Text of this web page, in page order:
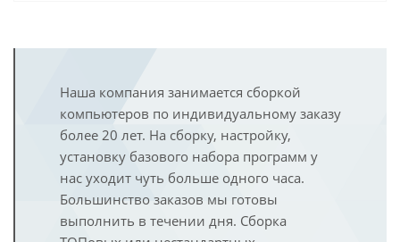
Наша компания занимается сборкой
компьютеров по индивидуальному заказу
более 20 лет. На сборку, настройку,
установку базового набора программ у
нас уходит чуть больше одного часа.
Большинство заказов мы готовы
выполнить в течении дня. Сборка